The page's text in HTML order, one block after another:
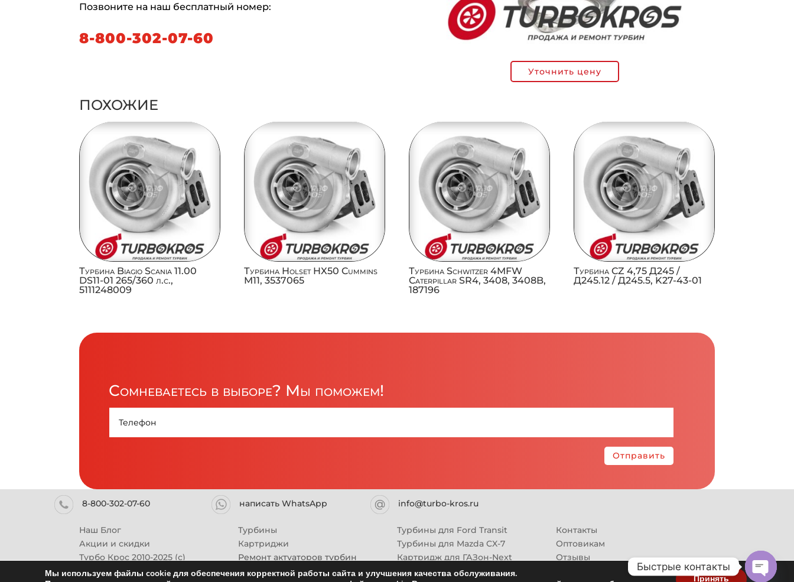
Позвоните на наш бесплатный номер:
8-800-302-07-60
Уточнить цену
ПОХОЖИЕ
Турбина Biagio Scania 11.00
DS11-01 265/360 л.с.,
5111248009
Турбина Holset HX50 Cummins
M11, 3537065
Турбина Schwitzer 4MFW
Caterpillar SR4, 3408, 3408B,
187196
Турбина CZ 4,75 Д245 /
Д245.12 / Д245.5, K27-43-01
Сомневаетесь в выборе? Мы поможем!
Отправить
8-800-302-07-60 написать WhatsApp info@turbo-kros.ru
Наш Блог
Акции и скидки
Турбо Крос 2010-2025 (с)
Турбины
Картриджи
Ремонт актуаторов турбин
Турбины для Ford Transit
Турбины для Mazda CX-7
Картридж для ГАЗон-Next
Турбины HINO (Хино)
Контакты
Оптовикам
Отзывы
Мы используем файлы cookie для обеспечения корректной работы сайта и улучшения качества обслуживания.
Принять
Быстрые контакты